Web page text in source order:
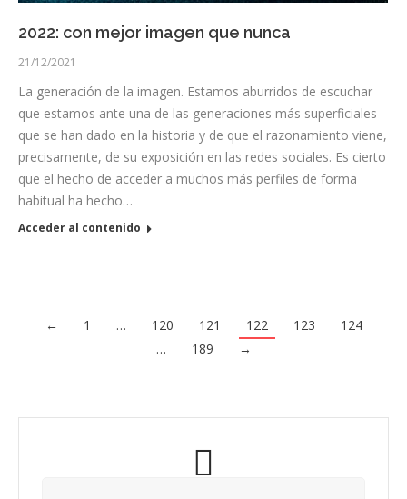
2022: con mejor imagen que nunca
21/12/2021
La generación de la imagen. Estamos aburridos de escuchar
que estamos ante una de las generaciones más superficiales
que se han dado en la historia y de que el razonamiento viene,
precisamente, de su exposición en las redes sociales. Es cierto
que el hecho de acceder a muchos más perfiles de forma
habitual ha hecho…
Acceder al contenido
← 1 … 120 121 122 123
124
…
189 →